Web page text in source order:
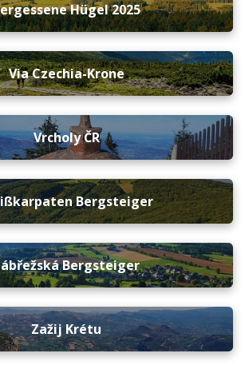
Hügel 2025
Via Czechia-Krone
Vrcholy ČR
Bergsteiger
Bergsteiger
Zažij Krétu